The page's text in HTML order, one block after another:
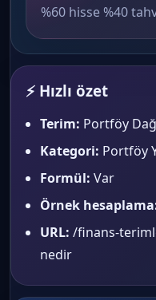
%60 hisse %40
⚡ Hızlı özet
Terim: Portföy
Kategori: Portföy
Formül: Var
Örnek
URL: /finans-
nedir